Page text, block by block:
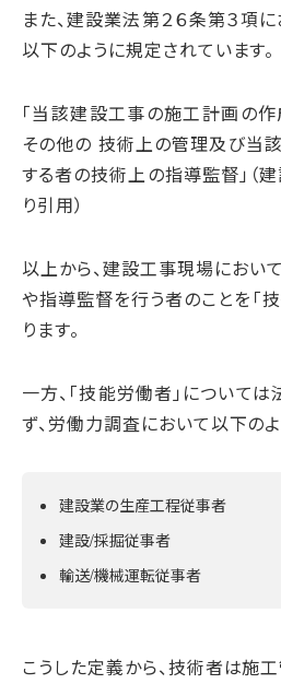
また、建設業法第２６条第３項
以下のように規定されています。
「当該建設工事の施工計画の作
その他の 技術上の管理及び当
する者の技術上の指導監督」（
り引用）
以上から、建設工事現場におい
や指導監督を行う者のことを「
ります。
一方、「技能労働者」について
ず、労働力調査において以下の
建設業の生産工程従事者
建設/採掘従事者
輸送/機械運転従事者
こうした定義から、技術者は施